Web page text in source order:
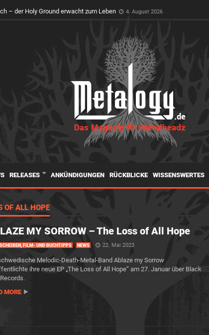
– der Holy Ground erwacht zum Leben 4. August 2026
RELEASES ANKÜNDIGUNGEN RÜCKBLICKE WISSENSWERTES
OF ALL HOPE
MY SORROW – The Loss of All Hope
SCHEIBEN, FILM- UND BUCHTIPPS NEWS 22. Mai 2023
Melodic-Death-Metal-Band Ablaze my Sorrow
ihre neue EP „The Loss of All Hope“ am 27. Januar über Black
MORE